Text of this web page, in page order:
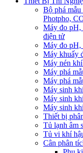
Bộ phá
Photpho,
Máy đo pH,
điện tử
Máy đo
Máy khuấy
Máy nén
Máy phá
Máy phá
Máy sinh
Máy sinh
Máy sinh
Thiết bị
Tủ lạnh âm
Tủ vi khí
Cân phân